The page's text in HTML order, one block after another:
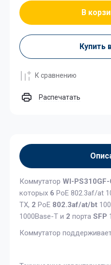
В
Купить
К сравнению
Распечатать
Коммутатор WI-PS310GF-
которых 6 PoE 802.3af/at
TX, 2 PoE 802.3af/at/bt
1000Base-T и 2 порта SFP
Коммутатор